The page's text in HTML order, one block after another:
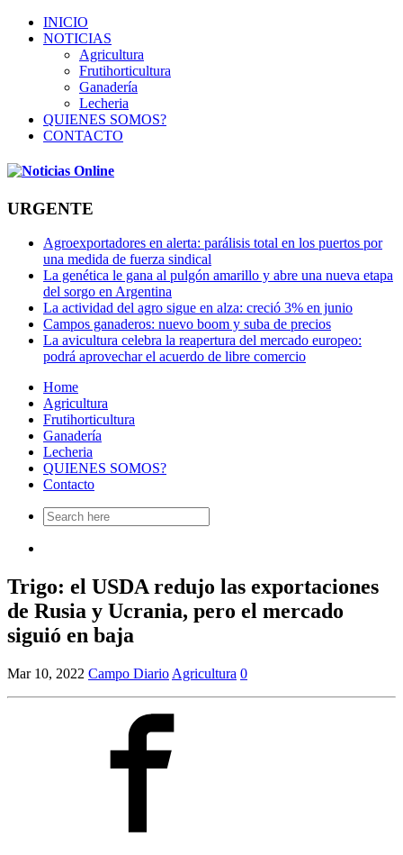
INICIO
NOTICIAS
Agricultura
Frutihorticultura
Ganadería
Lecheria
QUIENES SOMOS?
CONTACTO
URGENTE
Agroexportadores en alerta: parálisis total en los puertos por
una medida de fuerza sindical
La genética le gana al pulgón amarillo y abre una nueva etapa
del sorgo en Argentina
La actividad del agro sigue en alza: creció 3% en junio
Campos ganaderos: nuevo boom y suba de precios
La avicultura celebra la reapertura del mercado europeo:
podrá aprovechar el acuerdo de libre comercio
Home
Agricultura
Frutihorticultura
Ganadería
Lecheria
QUIENES SOMOS?
Contacto
Search
for:
Trigo: el USDA redujo las exportaciones
de Rusia y Ucrania, pero el mercado
siguió en baja
Mar 10, 2022 Campo Diario Agricultura 0